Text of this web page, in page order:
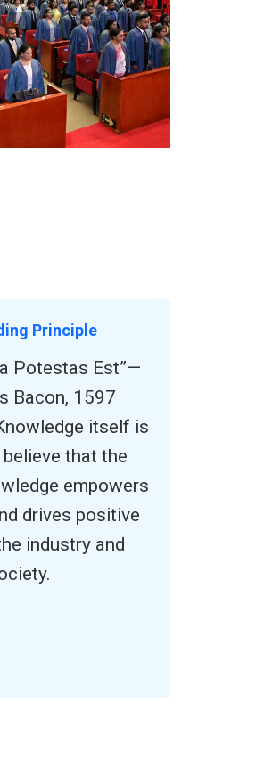
Principle
Potestas Est”—
Bacon, 1597
itself is
believe that the
empowers
drives positive
industry and